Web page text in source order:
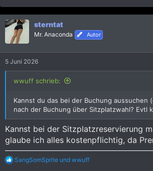
sterntat
Mr. Anaconda Autor
5 Juni 2026
wwuff schrieb:
Kannst du das bei der Buchung aussuchen
nach der Buchung über Sitzplatzwahl? Evtl
Kannst bei der Sitzplatzreservierung
glaube ich alles kostenpflichtig, da
R
SangSomSprite und wwuff